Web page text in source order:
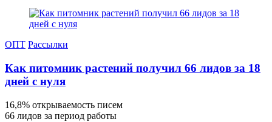
ОПТ Рассылки
Как питомник растений получил 66 лидов за 18
дней с нуля
16,8% открываемость писем
66 лидов за период работы